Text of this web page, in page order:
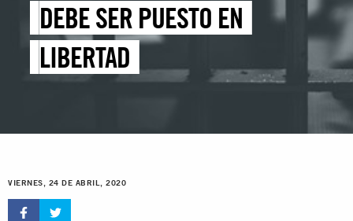
DEBE SER PUESTO EN
LIBERTAD
VIERNES, 24 DE ABRIL, 2020